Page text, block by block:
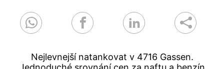
Nejlevnejší natankovat v 4716 Gassen.